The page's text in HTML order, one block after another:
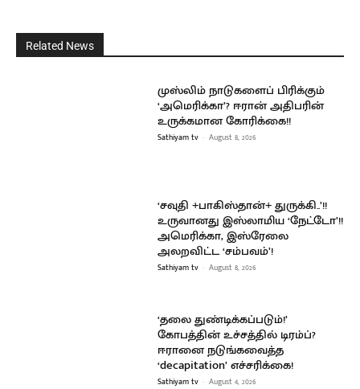
Related News
முஸ்லிம் நாடுகளைப் பிரிக்கும்
‘அமெரிக்கா’? ஈரான் அதிபரின்
உருக்கமான கோரிக்கை!!
Sathiyam tv - August 8, 2026
‘சவுதி +பாகிஸ்தான்+ துருக்கி..’!!
உருவானது இஸ்லாமிய ‘நேட்டோ’!!
அமெரிக்கா, இஸ்ரேலை
அலறவிட்ட ‘சம்பவம்’!
Sathiyam tv - August 8, 2026
‘தலை துண்டிக்கப்படும்!’
கோபத்தின் உச்சத்தில் டிரம்ப்?
ஈரானை நடுங்கவைத்த
‘decapitation’ எச்சரிக்கை!
Sathiyam tv - August 4, 2026